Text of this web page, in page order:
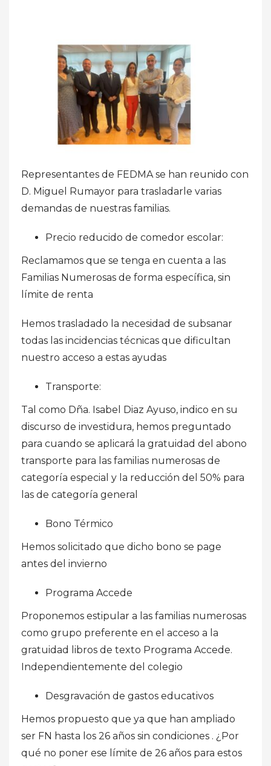
Representantes de FEDMA se han reunido con
D. Miguel Rumayor para trasladarle varias
demandas de nuestras familias.
Precio reducido de comedor escolar:
Reclamamos que se tenga en cuenta a las
Familias Numerosas de forma específica, sin
límite de renta
Hemos trasladado la necesidad de subsanar
todas las incidencias técnicas que dificultan
nuestro acceso a estas ayudas
Transporte:
Tal como Dña. Isabel Diaz Ayuso, indico en su
discurso de investidura, hemos preguntado
para cuando se aplicará la gratuidad del abono
transporte para las familias numerosas de
categoría especial y la reducción del 50% para
las de categoría general
Bono Térmico
Hemos solicitado que dicho bono se page
antes del invierno
Programa Accede
Proponemos estipular a las familias numerosas
como grupo preferente en el acceso a la
gratuidad libros de texto Programa Accede.
Independientemente del colegio
Desgravación de gastos educativos
Hemos propuesto que ya que han ampliado
ser FN hasta los 26 años sin condiciones . ¿Por
qué no poner ese límite de 26 años para estos